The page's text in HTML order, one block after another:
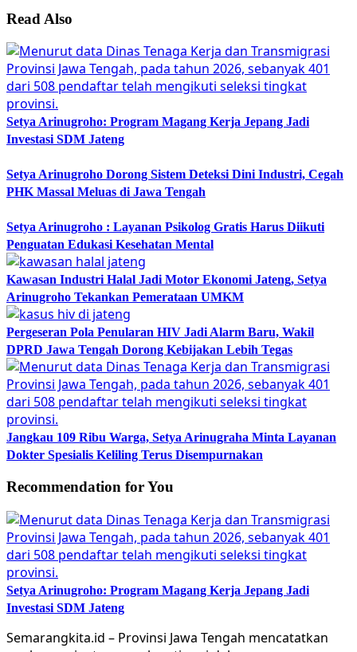
Read Also
Setya Arinugroho: Program Magang Kerja Jepang Jadi
Investasi SDM Jateng
Setya Arinugroho Dorong Sistem Deteksi Dini Industri, Cegah
PHK Massal Meluas di Jawa Tengah
Setya Arinugroho : Layanan Psikolog Gratis Harus Diikuti
Penguatan Edukasi Kesehatan Mental
Kawasan Industri Halal Jadi Motor Ekonomi Jateng, Setya
Arinugroho Tekankan Pemerataan UMKM
Pergeseran Pola Penularan HIV Jadi Alarm Baru, Wakil
DPRD Jawa Tengah Dorong Kebijakan Lebih Tegas
Jangkau 109 Ribu Warga, Setya Arinugraha Minta Layanan
Dokter Spesialis Keliling Terus Disempurnakan
Recommendation for You
Setya Arinugroho: Program Magang Kerja Jepang Jadi
Investasi SDM Jateng
Semarangkita.id – Provinsi Jawa Tengah mencatatkan